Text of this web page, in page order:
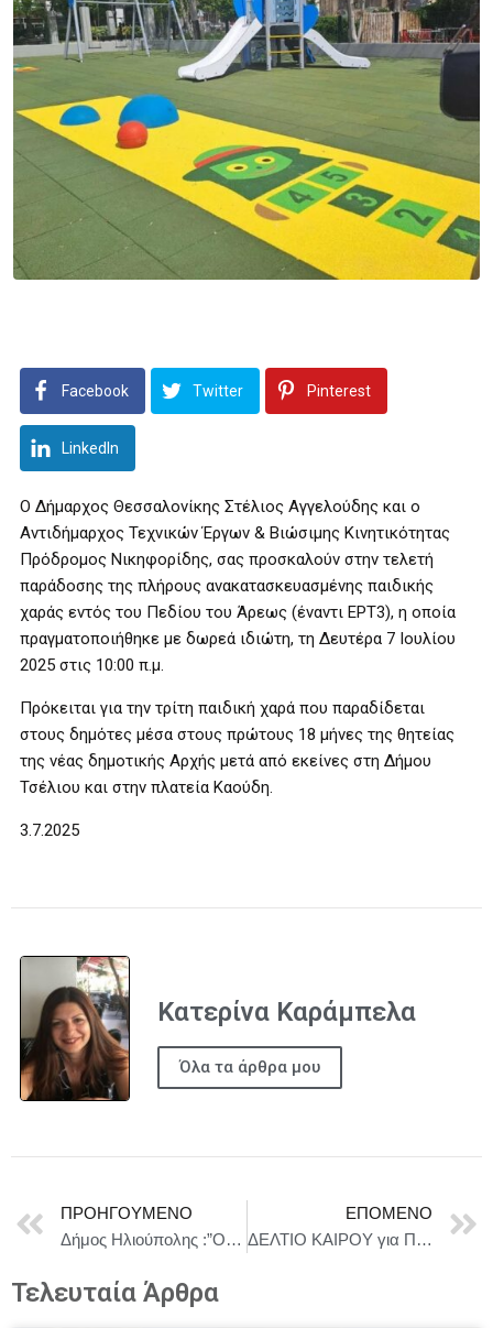
Facebook Twitter Pinterest
LinkedIn
Ο Δήμαρχος Θεσσαλονίκης Στέλιος Αγγελούδης και ο
Αντιδήμαρχος Τεχνικών Έργων & Βιώσιμης Κινητικότητας
Πρόδρομος Νικηφορίδης, σας προσκαλούν στην τελετή
παράδοσης της πλήρους ανακατασκευασμένης παιδικής
χαράς εντός του Πεδίου του Άρεως (έναντι ΕΡΤ3), η οποία
πραγματοποιήθηκε με δωρεά ιδιώτη, τη Δευτέρα 7 Ιουλίου
2025 στις 10:00 π.μ.
Πρόκειται για την τρίτη παιδική χαρά που παραδίδεται
στους δημότες μέσα στους πρώτους 18 μήνες της θητείας
της νέας δημοτικής Αρχής μετά από εκείνες στη Δήμου
Τσέλιου και στην πλατεία Καούδη.
3.7.2025
Κατερίνα Καράμπελα
Όλα τα άρθρα μου
ΠΡΟΗΓΟΎΜΕΝΟ
Δήμος Ηλιούπολης :”O Δήμος συμβάλλει ως γέφυρα της Ευρωπαϊκής Καινοτομίας με την Τοπική Αυτοδιοίκηση”
ΕΠΌΜΕΝΟ
ΔΕΛΤΙΟ ΚΑΙΡΟΥ για Πέμπτη 3/7
Τελευταία Άρθρα